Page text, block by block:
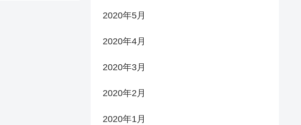
2020年5月
2020年4月
2020年3月
2020年2月
2020年1月